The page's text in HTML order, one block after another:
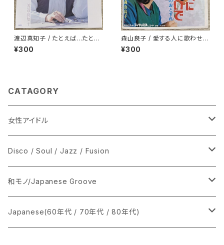
渡辺真知子 / たとえば…たとえ
ば
¥300
森山良子 / 愛する人に歌わせな
いで
¥300
CATAGORY
女性アイドル
シングル盤
あ行
か行
LP
CD
Disco / Soul / Jazz / Fusion
シングル盤
A
12インチ・シングル
和モノ/Japanese Groove
シングル盤
Japanese(60年代 / 70年代 / 80年代)